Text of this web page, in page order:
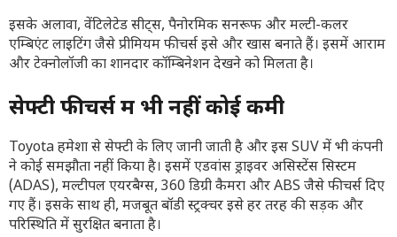
इसके अलावा, वेंटिलेटेड सीट्स, पैनोरमिक सनरूफ और मल्टी-कलर
एम्बिएंट लाइटिंग जैसे प्रीमियम फीचर्स इसे और खास बनाते हैं। इसमें आराम
और टेक्नोलॉजी का शानदार कॉम्बिनेशन देखने को मिलता है।
सेफ्टी फीचर्स में भी नहीं कोई कमी
Toyota हमेशा से सेफ्टी के लिए जानी जाती है और इस SUV में भी कंपनी
ने कोई समझौता नहीं किया है। इसमें एडवांस ड्राइवर असिस्टेंस सिस्टम
(ADAS), मल्टीपल एयरबैग्स, 360 डिग्री कैमरा और ABS जैसे फीचर्स दिए
गए हैं। इसके साथ ही, मजबूत बॉडी स्ट्रक्चर इसे हर तरह की सड़क और
परिस्थिति में सुरक्षित बनाता है।